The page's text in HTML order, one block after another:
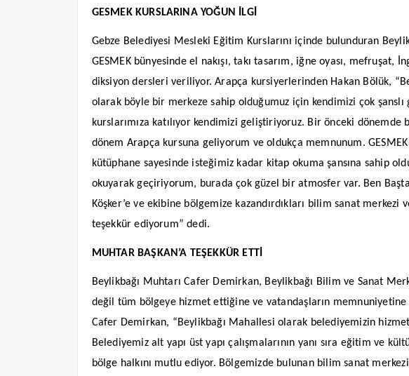
GESMEK KURSLARINA YOĞUN İLGİ
Gebze Belediyesi Mesleki Eğitim Kurslarını içinde bulunduran
GESMEK bünyesinde el nakışı, takı tasarım, iğne oyası, mefruşat,
diksiyon dersleri veriliyor. Arapça kursiyerlerinden Hakan Bölük,
olarak böyle bir merkeze sahip olduğumuz için kendimizi çok şanslı
kurslarımıza katılıyor kendimizi geliştiriyoruz. Bir önceki
dönem Arapça kursuna geliyorum ve oldukça memnunum. GESMEK
kütüphane sayesinde isteğimiz kadar kitap okuma şansına sahip
okuyarak geçiriyorum, burada çok güzel bir atmosfer var. Ben Başta
Köşker’e ve ekibine bölgemize kazandırdıkları bilim sanat merkezi
teşekkür ediyorum” dedi.
MUHTAR BAŞKAN’A TEŞEKKÜR ETTİ
Beylikbağı Muhtarı Cafer Demirkan, Beylikbağı Bilim ve Sanat
değil tüm bölgeye hizmet ettiğine ve vatandaşların memnuniyetine
Cafer Demirkan, “Beylikbağı Mahallesi olarak belediyemizin
Belediyemiz alt yapı üst yapı çalışmalarının yanı sıra eğitim ve
bölge halkını mutlu ediyor. Bölgemizde bulunan bilim sanat